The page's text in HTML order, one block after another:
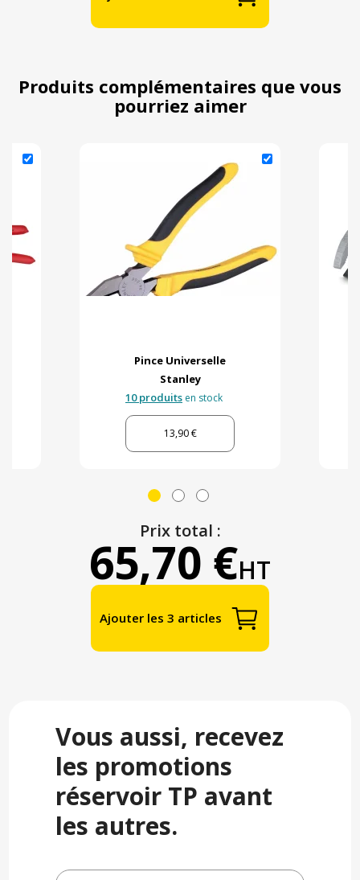
Produits complémentaires que vous
pourriez aimer
Pince Universelle
Stanley
10 produits en stock
13,90 €
Prix total :
65,70 €HT
Ajouter les 3 articles
Vous aussi, recevez
les promotions
réservoir TP avant
les autres.